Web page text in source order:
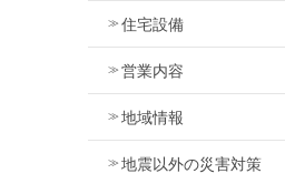
住宅設備
営業内容
地域情報
地震以外の災害対策